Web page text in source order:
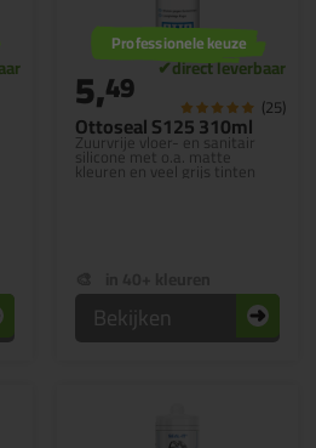
Ottoseal S125 310ml
Zuurvrije vloer- en sanitair
silicone met o.a. matte
kleuren en veel grijs tinten
Professionele keuze
5,49 (25)
Bekijken